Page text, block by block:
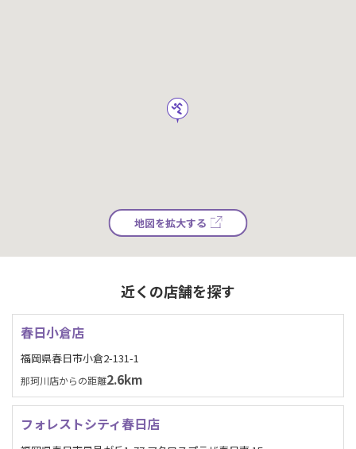
地図を拡大する
近くの店舗を探す
春日小倉店
福岡県春日市小倉2-131-1
那珂川店からの距離2.6km
フォレストシティ春日店